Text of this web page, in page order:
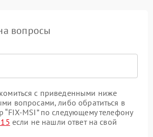
вопросы
с приведенными ниже
вопросами, либо обратиться в
“FIX-MSI” по следующему телефону
если не нашли ответ на свой